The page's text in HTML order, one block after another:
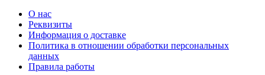
О нас
Реквизиты
Информация о доставке
Политика в отношении обработки персональных
данных
Правила работы